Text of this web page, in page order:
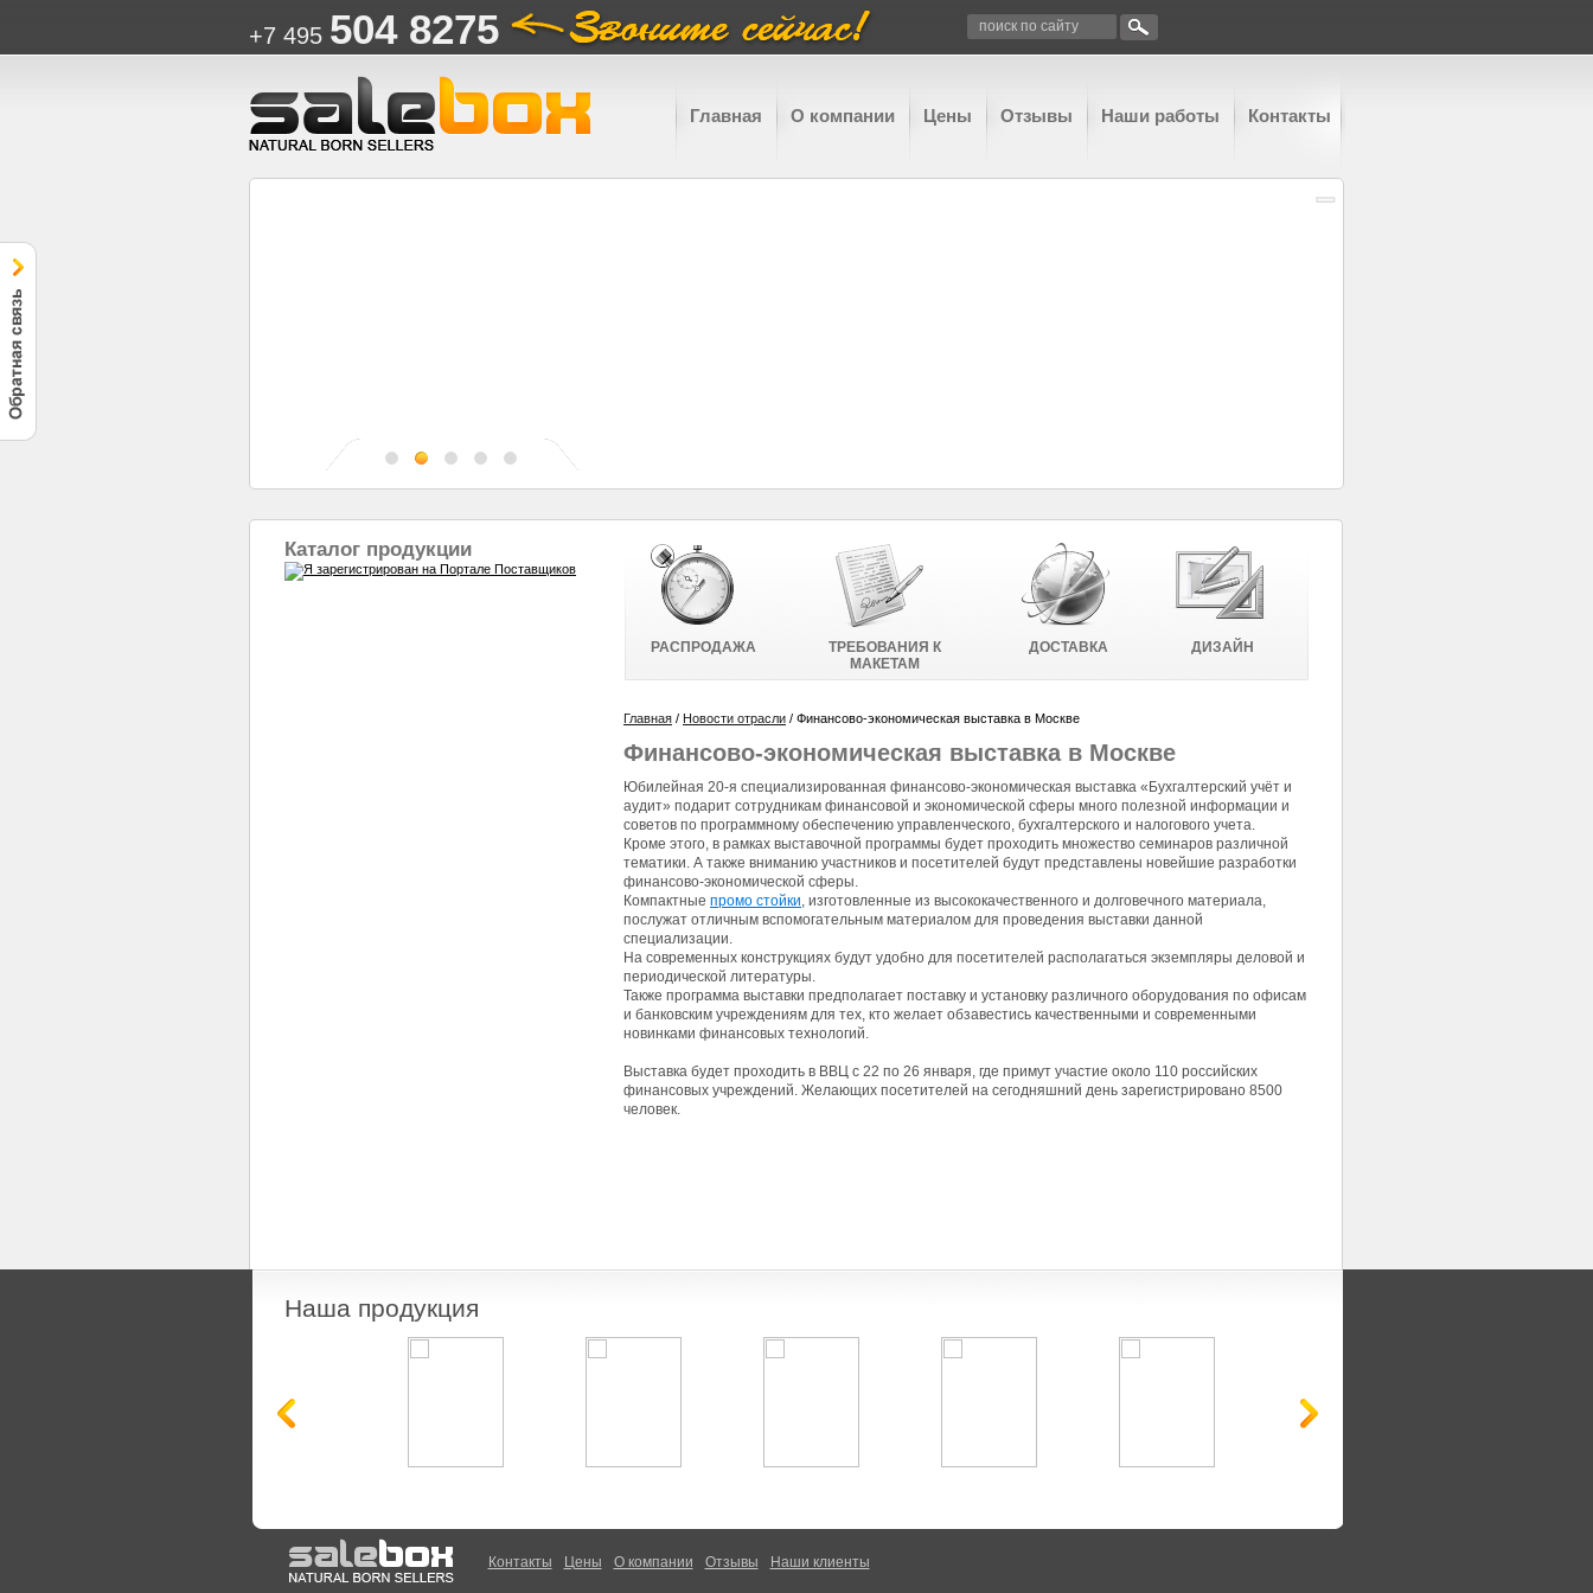
+7 495 504 8275
Главная О компании Цены Отзывы Наши работы Контакты
Каталог продукции
РАСПРОДАЖА
ТРЕБОВАНИЯ К
МАКЕТАМ
ДОСТАВКА ДИЗАЙН
Главная / Новости отрасли / Финансово-экономическая выставка в Москве
Финансово-экономическая выставка в Москве
Юбилейная 20-я специализированная финансово-экономическая выставка «Бухгалтерский учёт и
аудит» подарит сотрудникам финансовой и экономической сферы много полезной информации и
советов по программному обеспечению управленческого, бухгалтерского и налогового учета.
Кроме этого, в рамках выставочной программы будет проходить множество семинаров различной
тематики. А также вниманию участников и посетителей будут представлены новейшие разработки
финансово-экономической сферы.
Компактные промо стойки, изготовленные из высококачественного и долговечного материала,
послужат отличным вспомогательным материалом для проведения выставки данной
специализации.
На современных конструкциях будут удобно для посетителей располагаться экземпляры деловой и
периодической литературы.
Также программа выставки предполагает поставку и установку различного оборудования по офисам
и банковским учреждениям для тех, кто желает обзавестись качественными и современными
новинками финансовых технологий.
Выставка будет проходить в ВВЦ с 22 по 26 января, где примут участие около 110 российских
финансовых учреждений. Желающих посетителей на сегодняшний день зарегистрировано 8500
человек.
Наша продукция
Контакты Цены О компании Отзывы Наши клиенты